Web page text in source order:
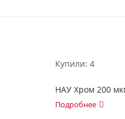
Купили: 4
НАУ Хром 200
Подробнее